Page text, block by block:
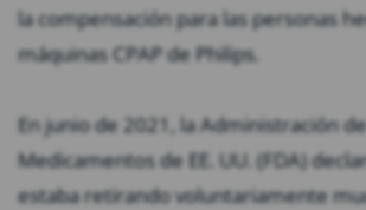
la compensación para las personas
máquinas CPAP de Philips.
En junio de 2021, la Administración
Medicamentos de EE. UU. (FDA)
estaba retirando voluntariamente